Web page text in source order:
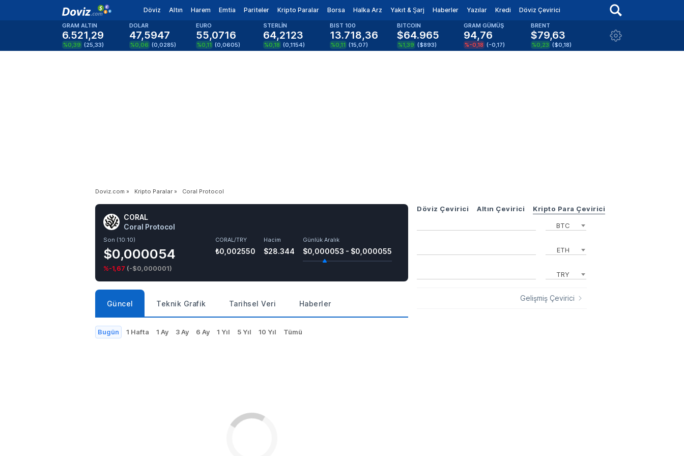
Döviz Altın Harem Emtia Pariteler Kripto Paralar Borsa Halka Arz Yakıt & Şarj Haberler Yazılar Kredi Döviz Çevirici
GRAM ALTIN
6.521,29
%0,39 (25,33)
DOLAR
47,5947
%0,06 (0,0285)
EURO
55,0716
%0,11 (0,0605)
STERLİN
64,2123
%0,18 (0,1154)
BIST 100
13.718,36
%0,11 (15,07)
BITCOIN
$64.965
%1,39 ($893)
GRAM GÜMÜŞ
94,76
%-0,18 (-0,17)
BRENT
$79,63
%0,23 ($0,18)
Doviz.com » Kripto Paralar » Coral Protocol
CORAL
Coral Protocol
Son (10:10)
$0,000054
%-1,67 (-$0,000001)
CORAL/TRY
₺0,002550
Hacim
$28.344
Günlük Aralık
$0,000053 - $0,000055
Güncel Teknik Grafik Tarihsel Veri Haberler
Bugün 1 Hafta 1 Ay 3 Ay 6 Ay 1 Yıl 5 Yıl 10 Yıl Tümü
Döviz Çevirici Altın Çevirici Kripto Para Çevirici
BTC
ETH
TRY
Gelişmiş Çevirici